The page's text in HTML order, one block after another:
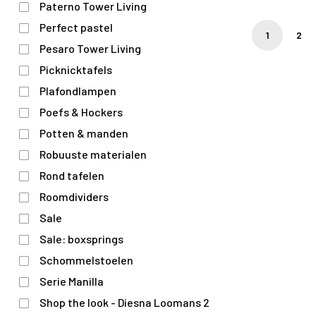
1 2
Paterno Tower Living
Perfect pastel
Pesaro Tower Living
Picknicktafels
Plafondlampen
Poefs & Hockers
Potten & manden
Robuuste materialen
Rond tafelen
Roomdividers
Sale
Sale: boxsprings
Schommelstoelen
Serie Manilla
Shop the look - Diesna Loomans 2